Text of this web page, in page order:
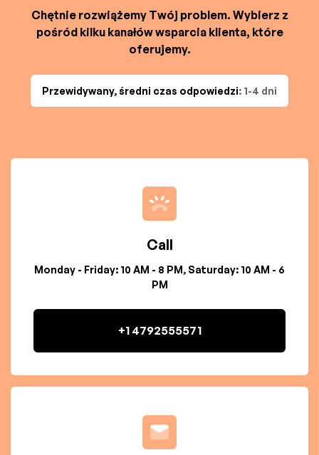
Chętnie rozwiążemy Twój problem. Wybierz z
pośród kilku kanałów wsparcia klienta, które
oferujemy.
Przewidywany, średni czas odpowiedzi: 1-4 dni
Call
Monday - Friday: 10 AM - 8 PM, Saturday: 10 AM - 6
PM
+1 4792555571